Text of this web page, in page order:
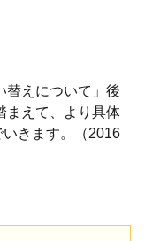
まえて、より具体
きます。（2016